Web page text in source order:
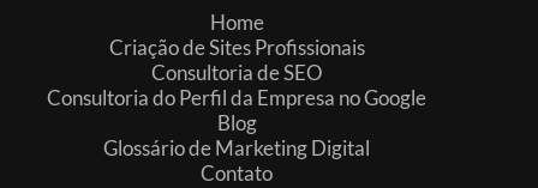
Home
Criação de Sites Profissionais
Consultoria de SEO
Consultoria do Perfil da Empresa no Google
Blog
Glossário de Marketing Digital
Contato